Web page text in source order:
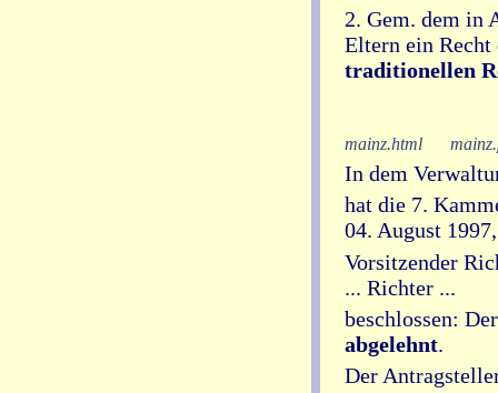
2. Gem. dem in
Eltern ein Recht
traditionellen
mainz.html
In dem
hat die 7.
04. August
Vorsitzender
... Richter ...
beschlossen:
abgelehnt.
Der